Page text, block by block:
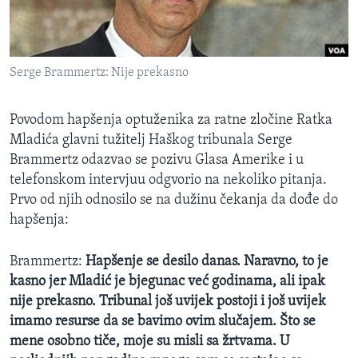
MAGAZIN
O GLASU AMERIKE
Jezici
Serge Brammertz: Nije prekasno
Povodom hapšenja optuženika za ratne zločine Ratka
Mladića glavni tužitelj Haškog tribunala Serge
Brammertz odazvao se pozivu Glasa Amerike i u
telefonskom intervjuu odgvorio na nekoliko pitanja.
Prvo od njih odnosilo se na dužinu čekanja da dođe do
hapšenja:
Brammertz: Hapšenje se desilo danas. Naravno, to je
kasno jer Mladićje bjegunac već godinama, ali ipak
nije prekasno. Tribunal još uvijek postoji i još uvijek
imamo resurse da se bavimo ovim slučajem. Što se
mene osobno tiče, moje su misli sa žrtvama. U